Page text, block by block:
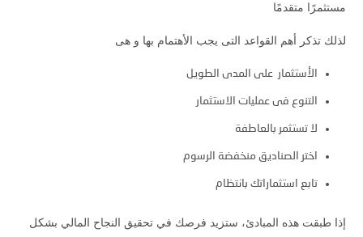
مستثمرًا متقدمًا
لذلك تذكر أهم القواعد التى يجب الأهتمام بها و هى
الأستثمار على المدى الطويل
التنوع فى عمليات الاستثمار
لا تستثمر بالعاطفة
اختر الصناديق منخفضة الرسوم
تابع استثماراتك بانتظام
إذا طبقت هذه المبادئ، ستزيد فرصك في تحقيق النجاح المالي بشكل